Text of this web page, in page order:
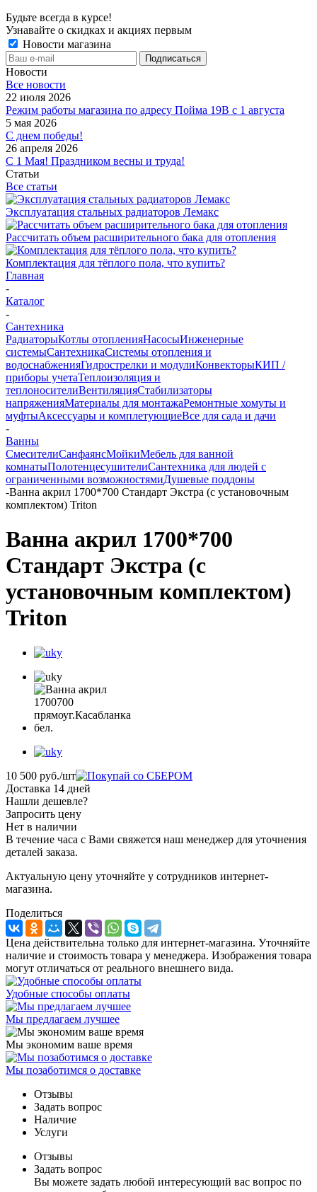
Будьте всегда в курсе!
Узнавайте о скидках и акциях первым
Новости магазина
Новости
Все новости
22 июля 2026
Режим работы магазина по адресу Пойма 19В с 1 августа
5 мая 2026
С днем победы!
26 апреля 2026
С 1 Мая! Праздником весны и труда!
Статьи
Все статьи
Эксплуатация стальных радиаторов Лемакс
Рассчитать объем расширительного бака для отопления
Комплектация для тёплого пола, что купить?
Главная
-
Каталог
-
Сантехника
РадиаторыКотлы отопленияНасосыИнженерные
системыСантехникаСистемы отопления и
водоснабженияГидрострелки и модулиКонвекторыКИП /
приборы учетаТеплоизоляция и
теплоносителиВентиляцияСтабилизаторы
напряженияМатериалы для монтажаРемонтные хомуты и
муфтыАксессуары и комплетующиеВсе для сада и дачи
-
Ванны
СмесителиСанфаянсМойкиМебель для ванной
комнатыПолотенцесушителиСантехника для людей с
ограниченными возможностямиДушевые поддоны
-Ванна акрил 1700*700 Стандарт Экстра (с установочным
комплектом) Triton
Ванна акрил 1700*700
Стандарт Экстра (с
установочным комплектом)
Triton
10 500 руб./шт
Доставка 14 дней
Нашли дешевле?
Запросить цену
Нет в наличии
В течение часа с Вами свяжется наш менеджер для уточнения
деталей заказа.
Актуальную цену уточняйте у сотрудников интернет-
магазина.
Поделиться
Цена действительна только для интернет-магазина. Уточняйте
наличие и стоимость товара у менеджера. Изображения товара
могут отличаться от реального внешнего вида.
Удобные способы оплаты
Мы предлагаем лучшее
Мы экономим ваше время
Мы позаботимся о доставке
Отзывы
Задать вопрос
Наличие
Услуги
Отзывы
Задать вопрос
Вы можете задать любой интересующий вас вопрос по